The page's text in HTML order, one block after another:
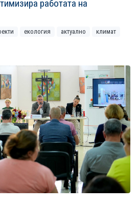
работата на
екология актуално
климат